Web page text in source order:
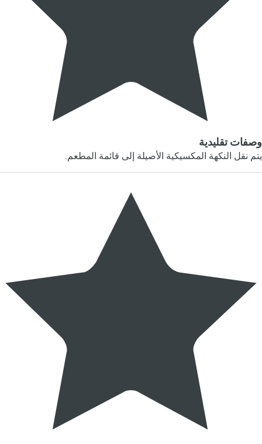
وصفات تقليدية
يتم نقل النكهة المكسيكية الأصيلة إلى قائمة المطعم.